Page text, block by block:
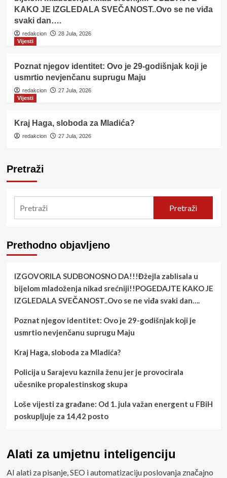
KAKO JE IZGLEDALA SVEČANOST..Ovo se ne viđa
svaki dan….
redakcion
28 Jula, 2026
Vijesti
Poznat njegov identitet: Ovo je 29-godišnjak koji je
usmrtio nevjenčanu suprugu Maju
redakcion
27 Jula, 2026
Vijesti
Kraj Haga, sloboda za Mladića?
redakcion 27 Jula, 2026
Pretraži
Pretraži
Prethodno objavljeno
IZGOVORILA SUDBONOSNO DA!!!Đžejla zablisala u
bijelom mladoženja nikad srećniji!!POGEDAJTE KAKO JE
IZGLEDALA SVEČANOST..Ovo se ne viđa svaki dan….
Poznat njegov identitet: Ovo je 29-godišnjak koji je
usmrtio nevjenčanu suprugu Maju
Kraj Haga, sloboda za Mladića?
Policija u Sarajevu kaznila ženu jer je provocirala
učesnike propalestinskog skupa
Loše vijesti za građane: Od 1. jula važan energent u FBiH
poskupljuje za 14,42 posto
Alati za umjetnu inteligenciju
AI alati za pisanje, SEO i automatizaciju poslovanja značajno